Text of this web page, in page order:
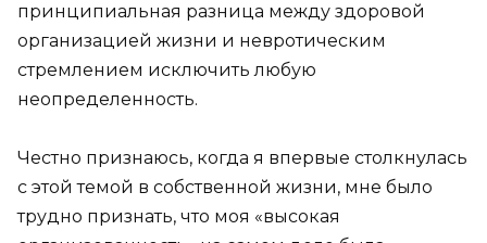
принципиальная разница между здоровой
организацией жизни и невротическим
стремлением исключить любую
неопределенность.
Честно признаюсь, когда я впервые столкнулась
с этой темой в собственной жизни, мне было
трудно признать, что моя «высокая